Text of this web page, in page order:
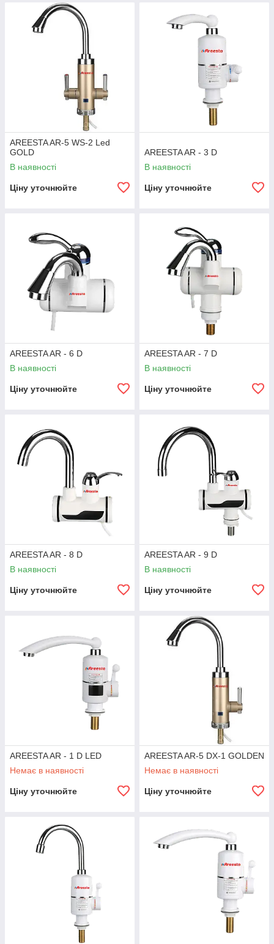
AREESTA AR-5 WS-2 Led
GOLD
В наявності
Ціну уточнюйте
AREESTA AR - 3 D
В наявності
Ціну уточнюйте
AREESTA AR - 6 D
В наявності
Ціну уточнюйте
AREESTA AR - 7 D
В наявності
Ціну уточнюйте
AREESTA AR - 8 D
В наявності
Ціну уточнюйте
AREESTA AR - 9 D
В наявності
Ціну уточнюйте
AREESTA AR - 1 D LED
Немає в наявності
Ціну уточнюйте
AREESTA AR-5 DX-1 GOLDEN
Немає в наявності
Ціну уточнюйте